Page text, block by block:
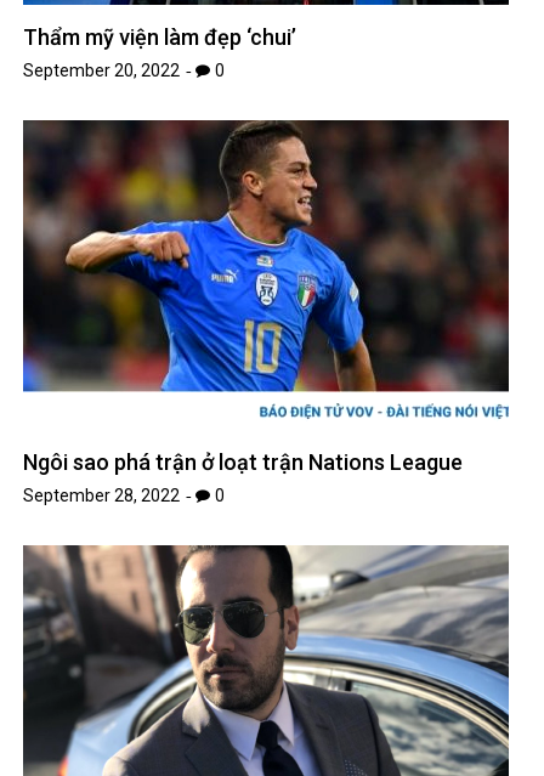
Thẩm mỹ viện làm đẹp ‘chui’
September 20, 2022 0
Ngôi sao phá trận ở loạt trận Nations League
September 28, 2022 0